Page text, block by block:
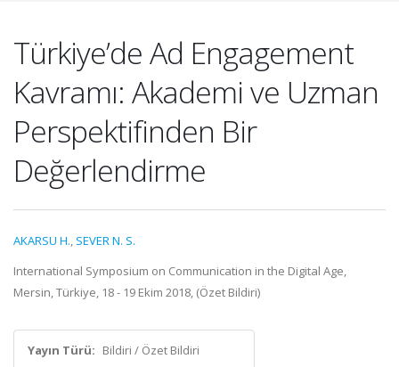
Türkiye’de Ad Engagement
Kavramı: Akademi ve Uzman
Perspektifinden Bir
Değerlendirme
AKARSU H., SEVER N. S.
International Symposium on Communication in the Digital Age,
Mersin, Türkiye, 18 - 19 Ekim 2018, (Özet Bildiri)
Yayın Türü: Bildiri / Özet Bildiri